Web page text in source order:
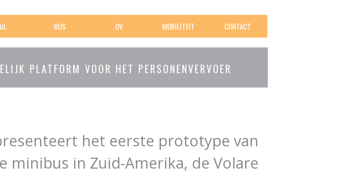
BUS OV MOBILITEIT CONTACT
PLATFORM VOOR HET PERSONENVERVOER
het eerste prototype van
minibus in Zuid-Amerika, de Volare